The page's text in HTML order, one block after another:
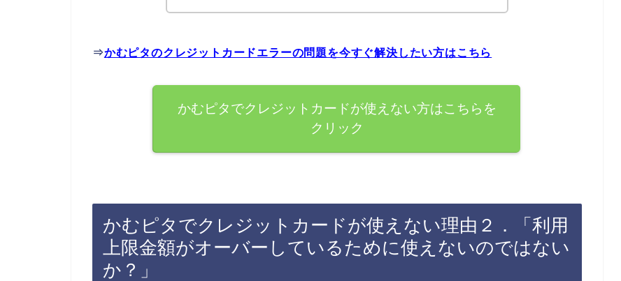
⇒かむピタのクレジットカードエラーの問題を今すぐ解決したい方はこちら
かむピタでクレジットカードが使えない方はこちらを
クリック
かむピタでクレジットカードが使えない理由２．「利用
上限金額がオーバーしているために使えないのではない
か？」